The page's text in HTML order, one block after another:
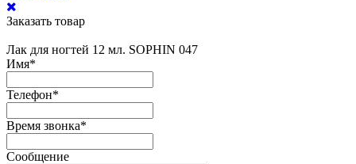
Заказать товар
Лак для ногтей 12 мл. SOPHIN 047
Имя*
Телефон*
Время звонка*
Сообщение